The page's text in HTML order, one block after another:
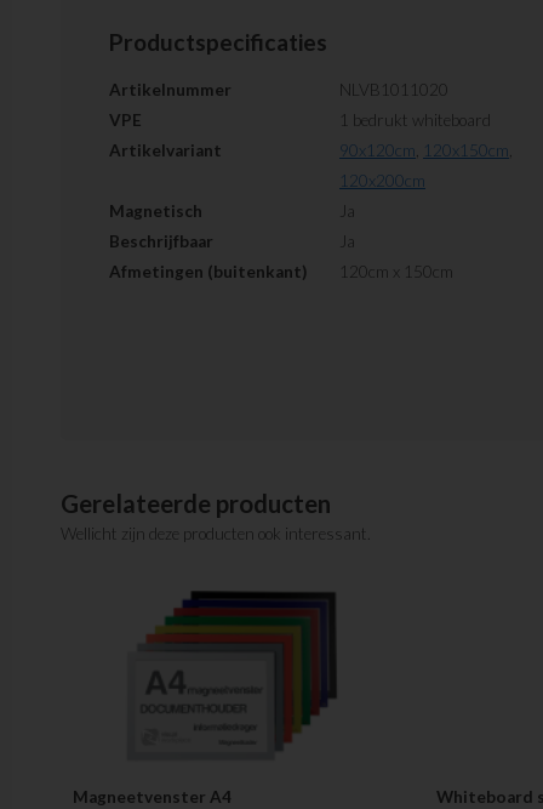
Productspecificaties
Artikelnummer
NLVB1011020
VPE
1 bedrukt whiteboard
Artikelvariant
90x120cm 120x150cm
120x200cm
Magnetisch
Ja
Beschrijfbaar
Ja
Afmetingen (buitenkant)
120cm x 150cm
Gerelateerde producten
Wellicht zijn deze producten ook interessant.
Magneetvenster A4 Whiteboard